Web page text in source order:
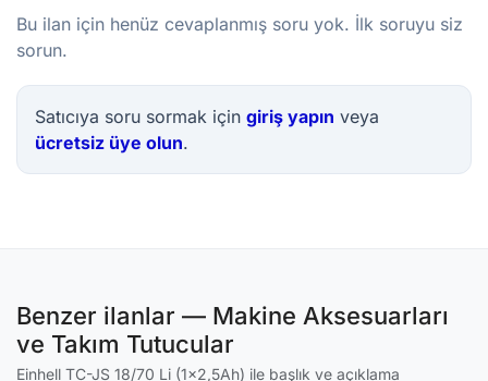
Bu ilan için henüz cevaplanmış soru yok. İlk soruyu siz
sorun.
Satıcıya soru sormak için giriş yapın veya
ücretsiz üye olun.
Benzer ilanlar — Makine Aksesuarları
ve Takım Tutucular
Einhell TC-JS 18/70 Li (1x2,5Ah) ile başlık ve açıklama